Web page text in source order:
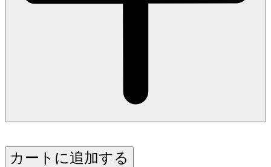
カートに追加する